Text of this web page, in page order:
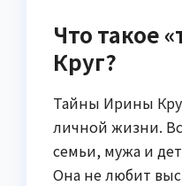
Что такое
Круг?
Тайны Ирины
личной жизни.
семьи, мужа и
Она не любит